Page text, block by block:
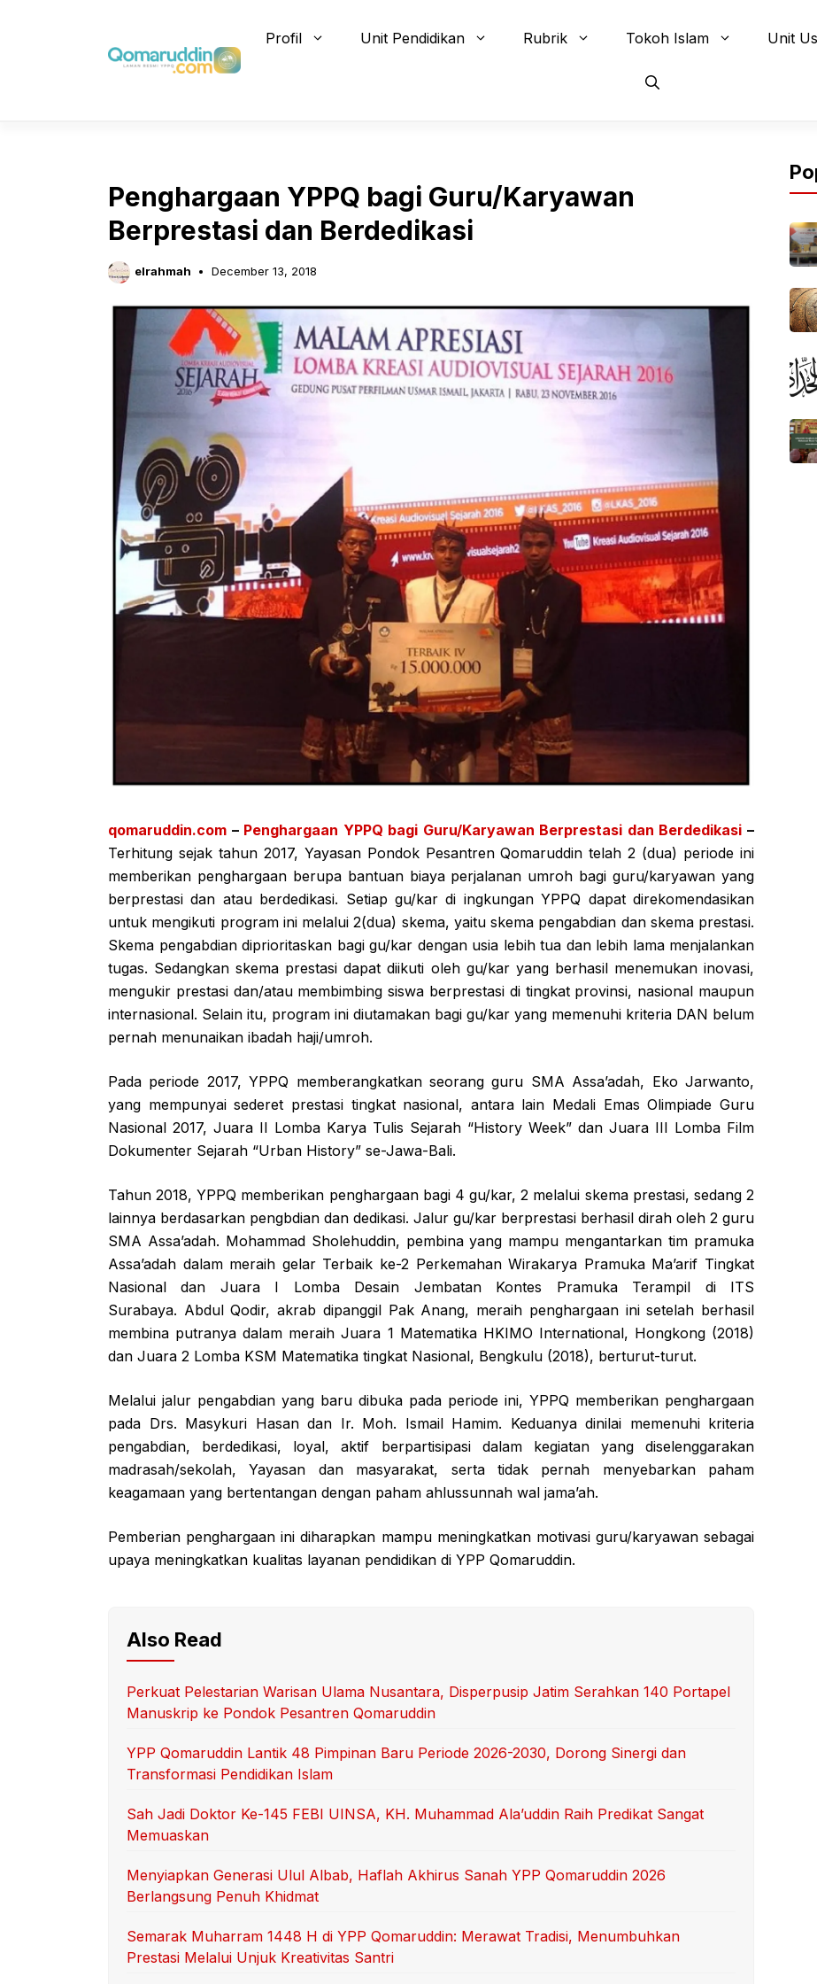
Profil Unit Pendidikan Rubrik Tokoh Islam Unit
Penghargaan YPPQ bagi Guru/Karyawan
Berprestasi dan Berdedikasi
elrahmah December 13, 2018
qomaruddin.com – Penghargaan YPPQ bagi Guru/Karyawan Berprestasi dan Berdedikasi –
Terhitung sejak tahun 2017, Yayasan Pondok Pesantren Qomaruddin telah 2 (dua) periode ini
memberikan penghargaan berupa bantuan biaya perjalanan umroh bagi guru/karyawan yang
berprestasi dan atau berdedikasi. Setiap gu/kar di ingkungan YPPQ dapat direkomendasikan
untuk mengikuti program ini melalui 2(dua) skema, yaitu skema pengabdian dan skema prestasi.
Skema pengabdian diprioritaskan bagi gu/kar dengan usia lebih tua dan lebih lama menjalankan
tugas. Sedangkan skema prestasi dapat diikuti oleh gu/kar yang berhasil menemukan inovasi,
mengukir prestasi dan/atau membimbing siswa berprestasi di tingkat provinsi, nasional maupun
internasional. Selain itu, program ini diutamakan bagi gu/kar yang memenuhi kriteria DAN belum
pernah menunaikan ibadah haji/umroh.
Pada periode 2017, YPPQ memberangkatkan seorang guru SMA Assa’adah, Eko Jarwanto,
yang mempunyai sederet prestasi tingkat nasional, antara lain Medali Emas Olimpiade Guru
Nasional 2017, Juara II Lomba Karya Tulis Sejarah “History Week” dan Juara III Lomba Film
Dokumenter Sejarah “Urban History” se-Jawa-Bali.
Tahun 2018, YPPQ memberikan penghargaan bagi 4 gu/kar, 2 melalui skema prestasi, sedang 2
lainnya berdasarkan pengbdian dan dedikasi. Jalur gu/kar berprestasi berhasil dirah oleh 2 guru
SMA Assa’adah. Mohammad Sholehuddin, pembina yang mampu mengantarkan tim pramuka
Assa’adah dalam meraih gelar Terbaik ke-2 Perkemahan Wirakarya Pramuka Ma’arif Tingkat
Nasional dan Juara I Lomba Desain Jembatan Kontes Pramuka Terampil di ITS
Surabaya. Abdul Qodir, akrab dipanggil Pak Anang, meraih penghargaan ini setelah berhasil
membina putranya dalam meraih Juara 1 Matematika HKIMO International, Hongkong (2018)
dan Juara 2 Lomba KSM Matematika tingkat Nasional, Bengkulu (2018), berturut-turut.
Melalui jalur pengabdian yang baru dibuka pada periode ini, YPPQ memberikan penghargaan
pada Drs. Masykuri Hasan dan Ir. Moh. Ismail Hamim. Keduanya dinilai memenuhi kriteria
pengabdian, berdedikasi, loyal, aktif berpartisipasi dalam kegiatan yang diselenggarakan
madrasah/sekolah, Yayasan dan masyarakat, serta tidak pernah menyebarkan paham
keagamaan yang bertentangan dengan paham ahlussunnah wal jama’ah.
Pemberian penghargaan ini diharapkan mampu meningkatkan motivasi guru/karyawan sebagai
upaya meningkatkan kualitas layanan pendidikan di YPP Qomaruddin.
Also Read
Perkuat Pelestarian Warisan Ulama Nusantara, Disperpusip Jatim Serahkan 140 Portapel
Manuskrip ke Pondok Pesantren Qomaruddin
YPP Qomaruddin Lantik 48 Pimpinan Baru Periode 2026-2030, Dorong Sinergi dan
Transformasi Pendidikan Islam
Sah Jadi Doktor Ke-145 FEBI UINSA, KH. Muhammad Ala’uddin Raih Predikat Sangat
Memuaskan
Menyiapkan Generasi Ulul Albab, Haflah Akhirus Sanah YPP Qomaruddin 2026
Berlangsung Penuh Khidmat
Semarak Muharram 1448 H di YPP Qomaruddin: Merawat Tradisi, Menumbuhkan
Prestasi Melalui Unjuk Kreativitas Santri